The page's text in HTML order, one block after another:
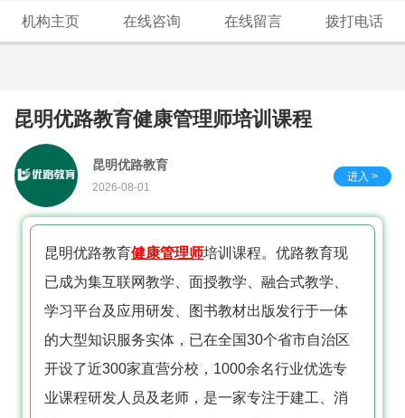
机构主页 在线咨询 在线留言 拨打电话
昆明优路教育健康管理师培训课程
昆明优路教育
2026-08-01
进入 >
昆明优路教育健康管理师培训课程。优路教育现
已成为集互联网教学、面授教学、融合式教学、
学习平台及应用研发、图书教材出版发行于一体
的大型知识服务实体，已在全国30个省市自治区
开设了近300家直营分校，1000余名行业优选专
业课程研发人员及老师，是一家专注于建工、消